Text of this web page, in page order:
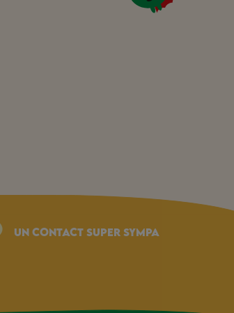
Un Contact Super Sympa